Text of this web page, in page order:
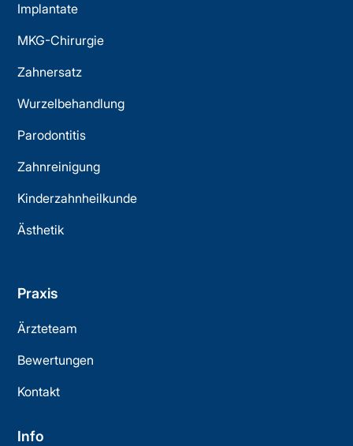
Implantate
MKG-Chirurgie
Zahnersatz
Wurzelbehandlung
Parodontitis
Zahnreinigung
Kinderzahnheilkunde
Ästhetik
Praxis
Ärzteteam
Bewertungen
Kontakt
Info